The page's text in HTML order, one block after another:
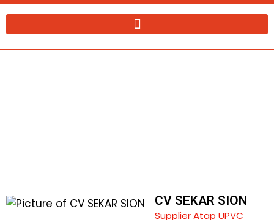
Lewati
CV SEKAR SION
Supplier Atap UPVC